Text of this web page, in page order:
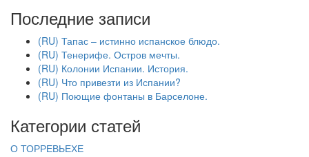
Последние записи
(RU) Тапас – истинно испанское блюдо.
(RU) Тенерифе. Остров мечты.
(RU) Колонии Испании. История.
(RU) Что привезти из Испании?
(RU) Поющие фонтаны в Барселоне.
Категории статей
О ТОРРЕВЬЕХЕ